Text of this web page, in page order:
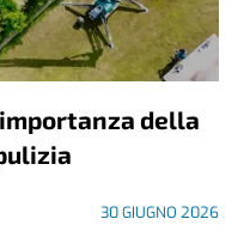
della
30 GIUGNO 2026